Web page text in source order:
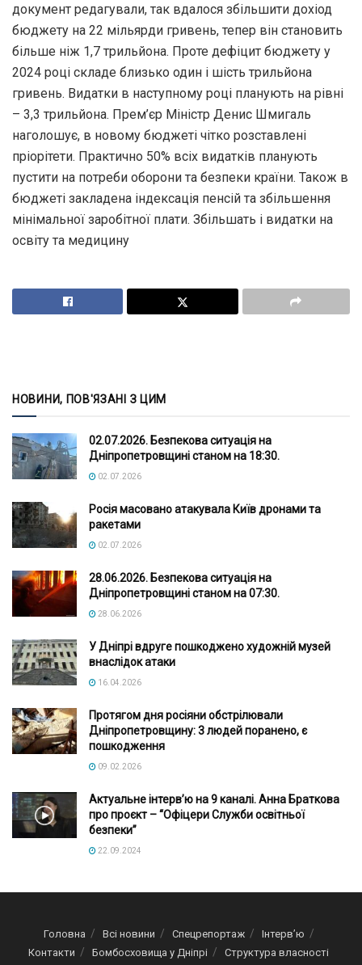
документ редагували, так вдалося збільшити дохіод
бюджету на 22 мільярди гривень, тепер він становить
більше ніж 1,7 трильйона. Проте дефіцит бюджету у
2024 році складе близько один і шість трильйона
гривень. Видатки в наступному році планують на рівні
– 3,3 трильйона. Прем’єр Міністр Денис Шмигаль
наголошує, в новому бюджеті чітко розставлені
пріорітети. Практично 50% всіх видатків планують
пустити на потреби оборони та безпеки країни. Також в
бюджеті закладена індексація пенсій та збільшення
мінімальної заробітної плати. Збільшать і видатки на
освіту та медицину
НОВИНИ, ПОВ'ЯЗАНІ З ЦИМ
02.07.2026. Безпекова ситуація на
Дніпропетровщині станом на 18:30.
02.07.2026
Росія масовано атакувала Київ дронами та
ракетами
02.07.2026
28.06.2026. Безпекова ситуація на
Дніпропетровщині станом на 07:30.
28.06.2026
У Дніпрі вдруге пошкоджено художній музей
внаслідок атаки
16.04.2026
Протягом дня росіяни обстрілювали
Дніпропетровщину: 3 людей поранено, є
пошкодження
09.02.2026
Актуальне інтервʼю на 9 каналі. Анна Браткова
про проєкт – “Офіцери Служби освітньої
безпеки”
22.09.2024
Головна Всі новини Спецрепортаж
Інтерв’ю
Контакти
Бомбосховища у Дніпрі Структура власності